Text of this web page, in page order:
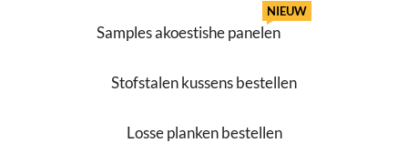
Samples akoestishe panelen
NIEUW
Stofstalen kussens bestellen
Losse planken bestellen